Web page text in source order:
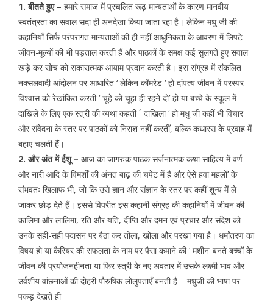
1. बीतते हुए – हमारे समाज में प्रचलित रूढ़ मान्यताओं के कारण मानवीय
स्वतंत्रता का सवाल सदा ही अनदेखा किया जाता रहा है। लेकिन मधु जी की
कहानियाँ सिर्फ परंपरागत मान्यताओं की ही नहीं आधुनिकता के आवरण में लिपटे
जीवन-मूल्यों की भी पड़ताल करती हैं और पाठकों के समक्ष कई सुलगते हुए सवाल
खड़े कर सोच को सकारात्मक आयाम प्रदान करती है। इस संग्रह में संकलित
नक्सलवादी आंदोलन पर आधारित ‘ लेकिन कॉमरेड ‘ हो दांपत्य जीवन में परस्पर
विश्वास को रेखांकित करती ‘ चूहे को चूहा ही रहने दो’ हो या बच्चे के स्कूल में
दाखिले के लिए एक स्त्री की व्यथा कहती ´ दाखिला ‘ हो मधु जी कहीं भी विचार
और संवेदना के स्तर पर पाठकों को निराश नहीं करतीं, बल्कि कथारस के प्रवाह में
बहाए चलती हैं।
2. और अंत में ईशू – आज का जागरुक पाठक सर्जनात्मक कथा साहित्य में वर्ण
और नारी आदि के विमर्शों की अंनत बाढ़ की चपेट में है और ऐसे हवा महलों’ के
संभवतः खिलाफ भी, जो कि उसे ज्ञान और संज्ञान के स्तर पर कहीं शून्य में ले
जाकर छोड़ देते हैं। इससे विपरीत इस कहानी संग्रह की कहानियों में जीवन की
कालिमा और लालिमा, रति और यति, दीप्ति और दमन एवं प्रचार और संदेश को
उनके सही-सही पदासन पर बैठा कर तोला, खोला और परखा गया है। धर्मांतरण का
विषय हो या कैरियर की सफलता के नाम पर पैसा कमाने की ‘ मशीन’ बनते बच्चों के
जीवन की प्रयोजनहीनता या फिर स्त्री के नए अवतार में उसके लक्ष्मी भाव और
उर्वशीय वांछनाओं की दोहरी पौरुषिक लोलुपताएँ बनती है – मधुजी की भाषा पर
पकड़ देखते ही